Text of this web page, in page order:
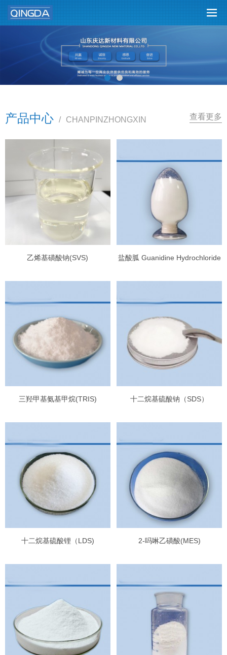
产品中心 / CHANPINZHONGXIN 查看更多
乙烯基磺酸钠(SVS) 盐酸胍 Guanidine Hydrochloride
三羟甲基氨基甲烷(TRIS) 十二烷基硫酸钠（SDS）
十二烷基硫酸锂（LDS) 2-吗啉乙磺酸(MES)